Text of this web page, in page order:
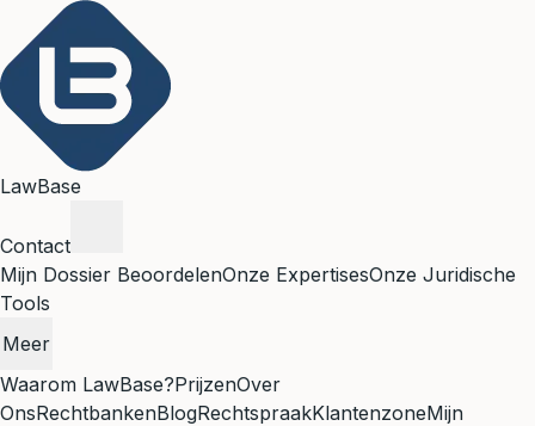
LawBase
Contact
Mijn Dossier BeoordelenOnze ExpertisesOnze Juridische
Tools
Meer
Waarom LawBase?PrijzenOver
OnsRechtbankenBlogRechtspraakKlantenzoneMijn